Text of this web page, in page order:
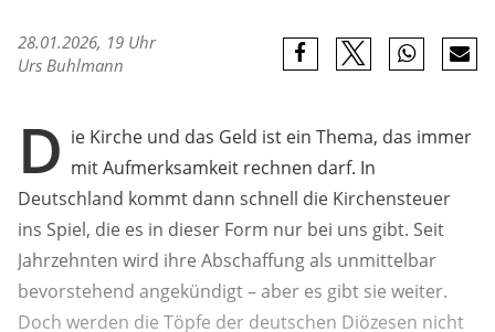
28.01.2026, 19 Uhr
Urs Buhlmann
D ie Kirche und das Geld ist ein Thema, das immer
mit Aufmerksamkeit rechnen darf. In
Deutschland kommt dann schnell die Kirchensteuer
ins Spiel, die es in dieser Form nur bei uns gibt. Seit
Jahrzehnten wird ihre Abschaffung als unmittelbar
bevorstehend angekündigt – aber es gibt sie weiter.
Doch werden die Töpfe der deutschen Diözesen nicht